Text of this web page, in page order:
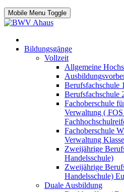
Mobile Menu Toggle
Bildungsgänge
Vollzeit
Allgemeine
Berufsfachschule
Berufsfachschule
Fachoberschule
Verwaltung (
Fachoberschule
Verwaltung
Zweijährige
Handelsschule)
Zweijährige
Handelsschule)
Duale Ausbildung